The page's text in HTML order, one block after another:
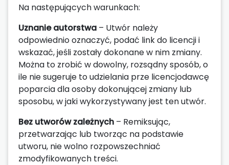
Na następujących warunkach:
Uznanie autorstwa – Utwór należy
odpowiednio oznaczyć, podać link do licencji i
wskazać, jeśli zostały dokonane w nim zmiany.
Można to zrobić w dowolny, rozsądny sposób, o
ile nie sugeruje to udzielania prze licencjodawcę
poparcia dla osoby dokonującej zmiany lub
sposobu, w jaki wykorzystywany jest ten utwór.
Bez utworów zależnych – Remiksując,
przetwarzając lub tworząc na podstawie
utworu, nie wolno rozpowszechniać
zmodyfikowanych treści.